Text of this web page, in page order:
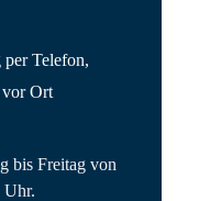
per Telefon,
Ort
bis Freitag von
Uhr.